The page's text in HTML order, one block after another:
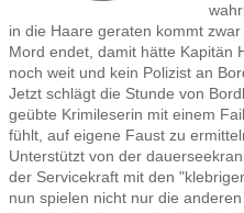
in die Haare geraten kommt
Mord endet, damit hätte Kapitän
noch weit und kein Polizist an
Jetzt schlägt die Stunde von
geübte Krimileserin mit einem
fühlt, auf eigene Faust zu
Unterstützt von der
der Servicekraft mit den
nun spielen nicht nur die